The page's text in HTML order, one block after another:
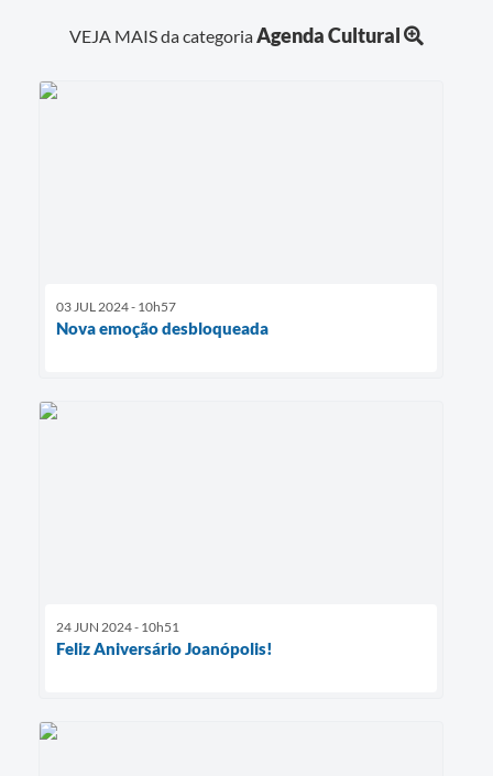
VEJA MAIS da categoriaAgenda Cultural
03 JUL 2024 - 10h57
Nova emoção desbloqueada
24 JUN 2024 - 10h51
Feliz Aniversário Joanópolis!